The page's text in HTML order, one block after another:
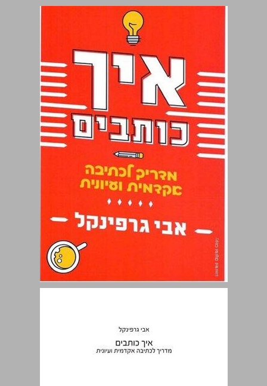
איך כותבים: מדריך לכתיבה אקדמית ועיונית ... 0